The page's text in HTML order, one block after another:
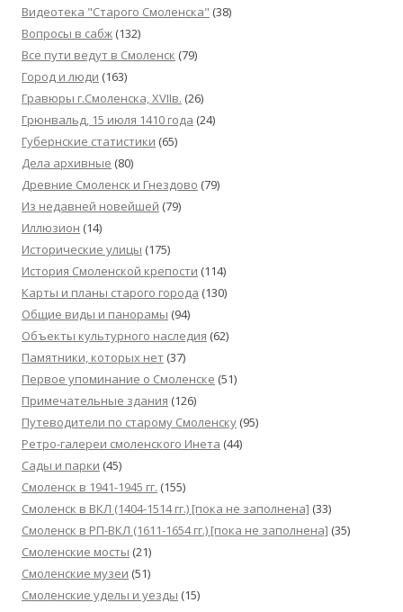
Видеотека "Cтарого Смоленска" (38)
Вопросы в сабж (132)
Все пути ведут в Смоленск (79)
Город и люди (163)
Гравюры г.Смоленска, XVIIв. (26)
Грюнвальд, 15 июля 1410 года (24)
Губернские статистики (65)
Дела архивные (80)
Древние Смоленск и Гнездово (79)
Из недавней новейшей (79)
Иллюзион (14)
Исторические улицы (175)
История Смоленской крепости (114)
Карты и планы старого города (130)
Общие виды и панорамы (94)
Объекты культурного наследия (62)
Памятники, которых нет (37)
Первое упоминание о Смоленске (51)
Примечательные здания (126)
Путеводители по старому Смоленску (95)
Ретро-галереи смоленского Инета (44)
Сады и парки (45)
Смоленск в 1941-1945 гг. (155)
Смоленск в ВКЛ (1404-1514 гг.) [пока не заполнена] (33)
Смоленск в РП-ВКЛ (1611-1654 гг.) [пока не заполнена] (35)
Смоленские мосты (21)
Смоленские музеи (51)
Смоленские уделы и уезды (15)